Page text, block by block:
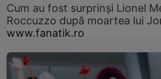
Cum au fost surprinși Lionel
Roccuzzo după moartea lui
www.fanatik.ro